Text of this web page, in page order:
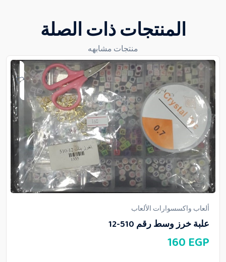
المنتجات ذات الصلة
منتجات مشابهه
ألعاب واكسسوارات الألعاب
علبة خرز وسط رقم 510-12
160 EGP